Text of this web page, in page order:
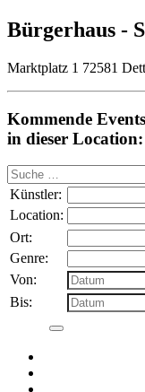
Bürgerhaus -
Marktplatz 1 72581
Kommende Events
in dieser Location:
Suche
nach:
Künstler:
Location:
Ort:
Genre:
Von:
Bis: